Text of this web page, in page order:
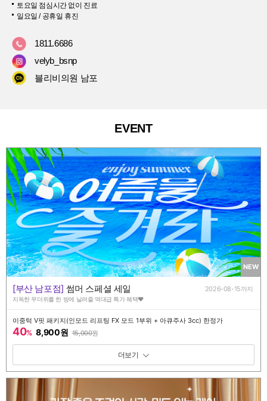
토요일 점심시간 없이 진료
일요일 / 공휴일 휴진
1811.6686
velyb_bsnp
블리비의원 남포
EVENT
NEW
[부산 남포점] 썸머 스페셜 세일 2026-08-15까지
지독한 무더위를 한 방에 날려줄 역대급 특가 혜택♥️
이중턱 V핏 패키지(인모드 리프팅 FX 모드 1부위 + 아큐주사 3cc) 한정가
40% 8,900원 15,000원
패키지 보기 토글